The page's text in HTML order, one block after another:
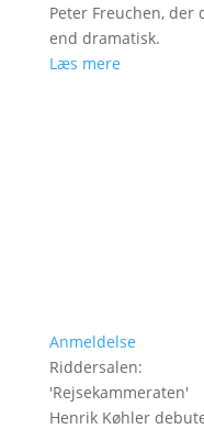
Peter Freuchen,
end dramatisk.
Læs mere
Anmeldelse
Riddersalen:
'Rejsekammeraten'
Henrik Køhler